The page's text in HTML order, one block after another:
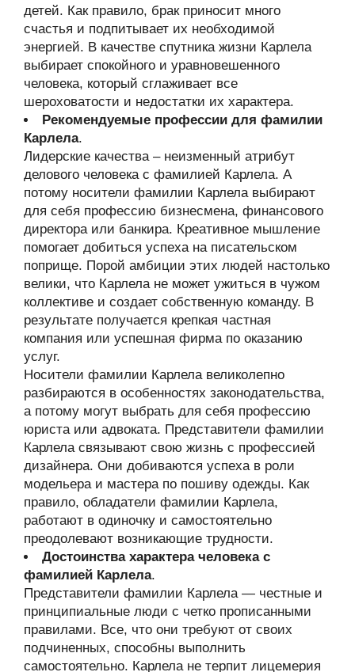
детей. Как правило, брак приносит много
счастья и подпитывает их необходимой
энергией. В качестве спутника жизни Карлела
выбирает спокойного и уравновешенного
человека, который сглаживает все
шероховатости и недостатки их характера.
Рекомендуемые профессии для фамилии
Карлела.
Лидерские качества – неизменный атрибут
делового человека с фамилией Карлела. А
потому носители фамилии Карлела выбирают
для себя профессию бизнесмена, финансового
директора или банкира. Креативное мышление
помогает добиться успеха на писательском
поприще. Порой амбиции этих людей настолько
велики, что Карлела не может ужиться в чужом
коллективе и создает собственную команду. В
результате получается крепкая частная
компания или успешная фирма по оказанию
услуг.
Носители фамилии Карлела великолепно
разбираются в особенностях законодательства,
а потому могут выбрать для себя профессию
юриста или адвоката. Представители фамилии
Карлела связывают свою жизнь с профессией
дизайнера. Они добиваются успеха в роли
модельера и мастера по пошиву одежды. Как
правило, обладатели фамилии Карлела,
работают в одиночку и самостоятельно
преодолевают возникающие трудности.
Достоинства характера человека с
фамилией Карлела.
Представители фамилии Карлела — честные и
принципиальные люди с четко прописанными
правилами. Все, что они требуют от своих
подчиненных, способны выполнить
самостоятельно. Карлела не терпит лицемерия